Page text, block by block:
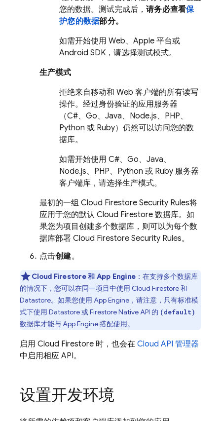
您的数据。测试完成后， 请务必查看保
护您的数据部分。
如需开始使用 Web、Apple 平台或
Android SDK，请选择测试模式。
生产模式
拒绝来自移动和 Web 客户端的所有读写
操作。经过身份验证的应用服务器
（C#、Go、Java、Node.js、PHP、
Python 或 Ruby）仍然可以访问您的数
据库。
如需开始使用 C#、Go、Java、
Node.js、PHP、Python 或 Ruby 服务器
客户端库，请选择生产模式。
最初的一组 Cloud Firestore Security Rules将
应用于您的默认 Cloud Firestore 数据库。如
果您为项目创建多个数据库，则可以为每个数
据库部署 Cloud Firestore Security Rules。
点击创建。
Cloud Firestore和 App Engine ：在支持多个数据库
的情况下，您可以在同一项目中使用 Cloud Firestore和
Datastore。如果您使用 App Engine ，请注意，只有标准模
式下使用 Datastore 或 Firestore Native API 的 (default)
数据库才能与App Engine搭配使用。
启用 Cloud Firestore 时，也会在 Cloud API 管理器
中启用相应 API。
设置开发环境